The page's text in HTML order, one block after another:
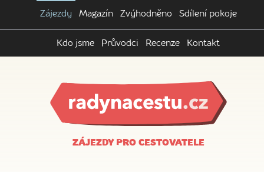
Zájezdy Magazín Zvýhodněno Sdílení pokoje
Kdo jsme Průvodci Recenze Kontakt
ZÁJEZDY PRO CESTOVATELE